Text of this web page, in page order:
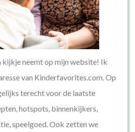
kijkje neemt op mijn website! Ik
van Kinderfavorites.com. Op
terecht voor de laatste
hotspots, binnenkijkers,
speelgoed. Ook zetten we